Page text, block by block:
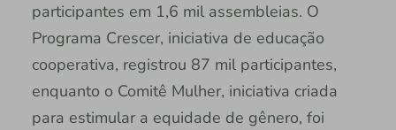
participantes em 1,6 mil assembleias. O
Programa Crescer, iniciativa de educação
cooperativa, registrou 87 mil participantes,
enquanto o Comitê Mulher, iniciativa criada
para estimular a equidade de gênero, foi